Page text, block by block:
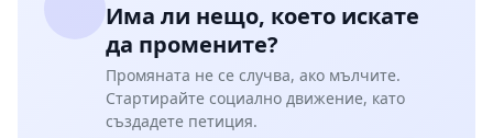
Има ли нещо, което искате
да промените?
Промяната не се случва, ако мълчите.
Стартирайте социално движение, като
създадете петиция.